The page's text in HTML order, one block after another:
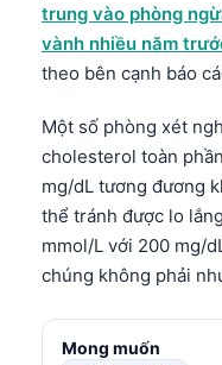
trung vào phòng
vành nhiều năm
theo bên cạnh báo
Một số phòng xét
cholesterol toàn
mg/dL tương đương
thể tránh được lo
mmol/L với 200 mg/
chúng không phải
Mong muốn